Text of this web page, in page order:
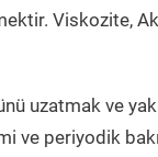
Viskozite,
uzatmak ve
ve periyodik